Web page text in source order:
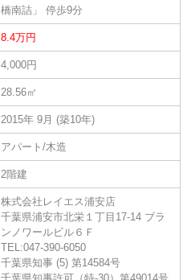
橋南詰」 停歩9分
8.4万円
4,000円
28.56㎡
2015年 9月 (築10年)
アパート/木造
2階建
株式会社レイエス浦安店
千葉県浦安市北栄１丁目17-14 ブラ
ンノワールビル６Ｆ
TEL:047-390-6050
千葉県知事 (5) 第14584号